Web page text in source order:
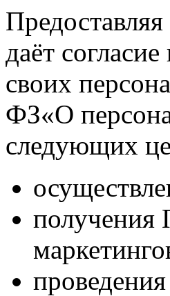
даёт
своих
ФЗ«О
следующих
получения